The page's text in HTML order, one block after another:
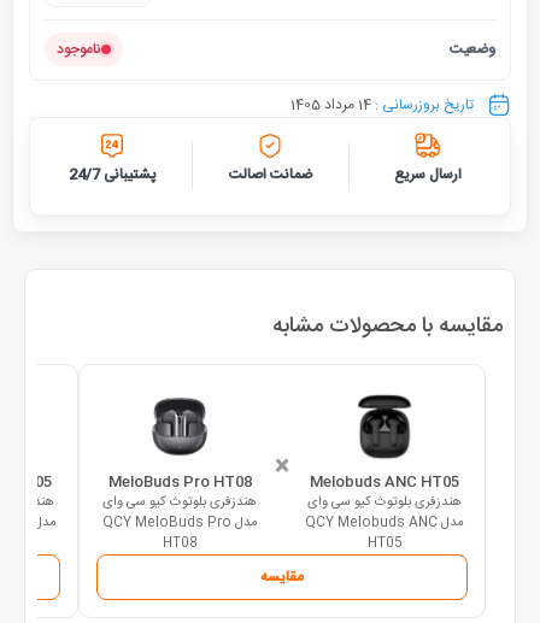
وضعیت ناموجود
تاریخ بروزرسانی : 14 مرداد 1405
ارسال سریع ضمانت اصالت پشتیبانی 24/7
مقایسه با محصولات مشابه
Melobuds ANC HT05
هندزفری بلوتوث کیو سی وای
مدل QCY Melobuds ANC
HT05
×
MeloBuds Pro HT08
هندزفری بلوتوث کیو سی وای
مدل QCY MeloBuds Pro
HT08
مقایسه
HT05
هندزفری